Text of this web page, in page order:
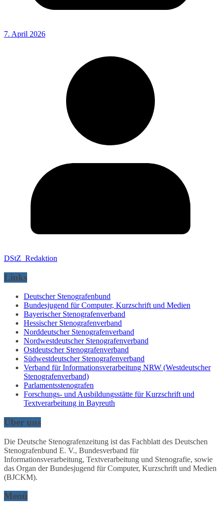
7. April 2026
DStZ_Redaktion
Links
Deutscher Stenografenbund
Bundesjugend für Computer, Kurzschrift und Medien
Bayerischer Stenografenverband
Hessischer Stenografenverband
Norddeutscher Stenografenverband
Nordwestdeutscher Stenografenverband
Ostdeutscher Stenografenverband
Südwestdeutscher Stenografenverband
Verband für Informationsverarbeitung NRW (Westdeutscher
Stenografenverband)
Parlamentsstenografen
Forschungs- und Ausbildungsstätte für Kurzschrift und
Textverarbeitung in Bayreuth
Über uns
Die Deutsche Stenografenzeitung ist das Fachblatt des Deutschen
Stenografenbund E. V., Bundesverband für
Informationsverarbeitung, Textverarbeitung und Stenografie, sowie
das Organ der Bundesjugend für Computer, Kurzschrift und Medien
(BJCKM).
Menü